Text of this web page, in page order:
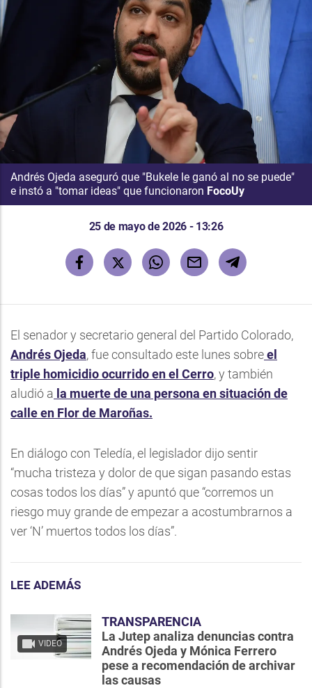
Andrés Ojeda aseguró que "Bukele le ganó al no se puede"
e instó a "tomar ideas" que funcionaron FocoUy
25 de mayo de 2026 - 13:26
El senador y secretario general del Partido Colorado,
Andrés Ojeda, fue consultado este lunes sobreel
triple homicidio ocurrido en el Cerro, y también
aludió a la muerte de una persona en situación de
calle en Flor de Maroñas.
En diálogo con Teledía, el legislador dijo sentir
“mucha tristeza y dolor de que sigan pasando estas
cosas todos los días” y apuntó que “corremos un
riesgo muy grande de empezar a acostumbrarnos a
ver ‘N’ muertos todos los días”.
LEE ADEMÁS
VIDEO
TRANSPARENCIA
La Jutep analiza denuncias contra
Andrés Ojeda y Mónica Ferrero
pese a recomendación de archivar
las causas